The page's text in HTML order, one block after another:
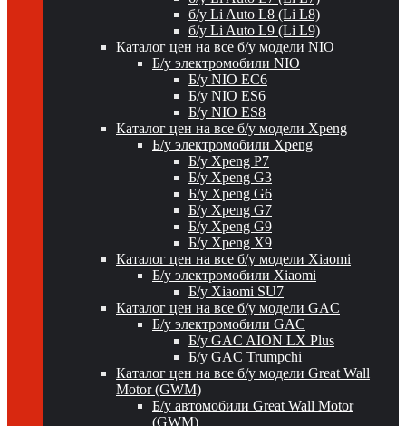
б/у Li Auto L8 (Li L8)
б/у Li Auto L9 (Li L9)
Каталог цен на все б/у модели NIO
Б/у электромобили NIO
Б/у NIO EC6
Б/у NIO ES6
Б/у NIO ES8
Каталог цен на все б/у модели Xpeng
Б/у электромобили Xpeng
Б/у Xpeng P7
Б/у Xpeng G3
Б/у Xpeng G6
Б/у Xpeng G7
Б/у Xpeng G9
Б/у Xpeng X9
Каталог цен на все б/у модели Xiaomi
Б/у электромобили Xiaomi
Б/у Xiaomi SU7
Каталог цен на все б/у модели GAC
Б/у электромобили GAC
Б/у GAC AION LX Plus
Б/у GAC Trumpchi
Каталог цен на все б/у модели Great Wall
Motor (GWM)
Б/у автомобили Great Wall Motor
(GWM)